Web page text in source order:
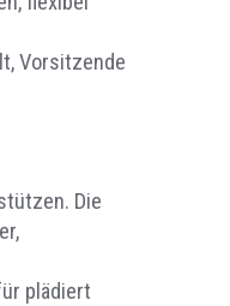
Vorsitzende
Die
plädiert